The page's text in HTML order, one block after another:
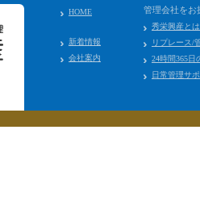
HOME
新着情報
会社案内
管理会社をお
秀栄興産とは
リプレース/
24時間365日
日常管理サ